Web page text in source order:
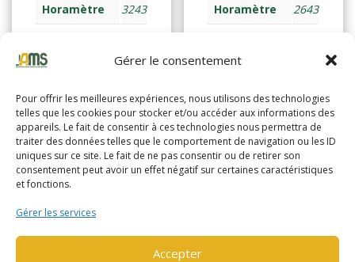
Gérer le consentement
Pour offrir les meilleures expériences, nous utilisons des technologies
telles que les cookies pour stocker et/ou accéder aux informations des
appareils. Le fait de consentir à ces technologies nous permettra de
traiter des données telles que le comportement de navigation ou les ID
uniques sur ce site. Le fait de ne pas consentir ou de retirer son
consentement peut avoir un effet négatif sur certaines caractéristiques
et fonctions.
Gérer les services
Accepter
Horamètre 3243 Horamètre 2643